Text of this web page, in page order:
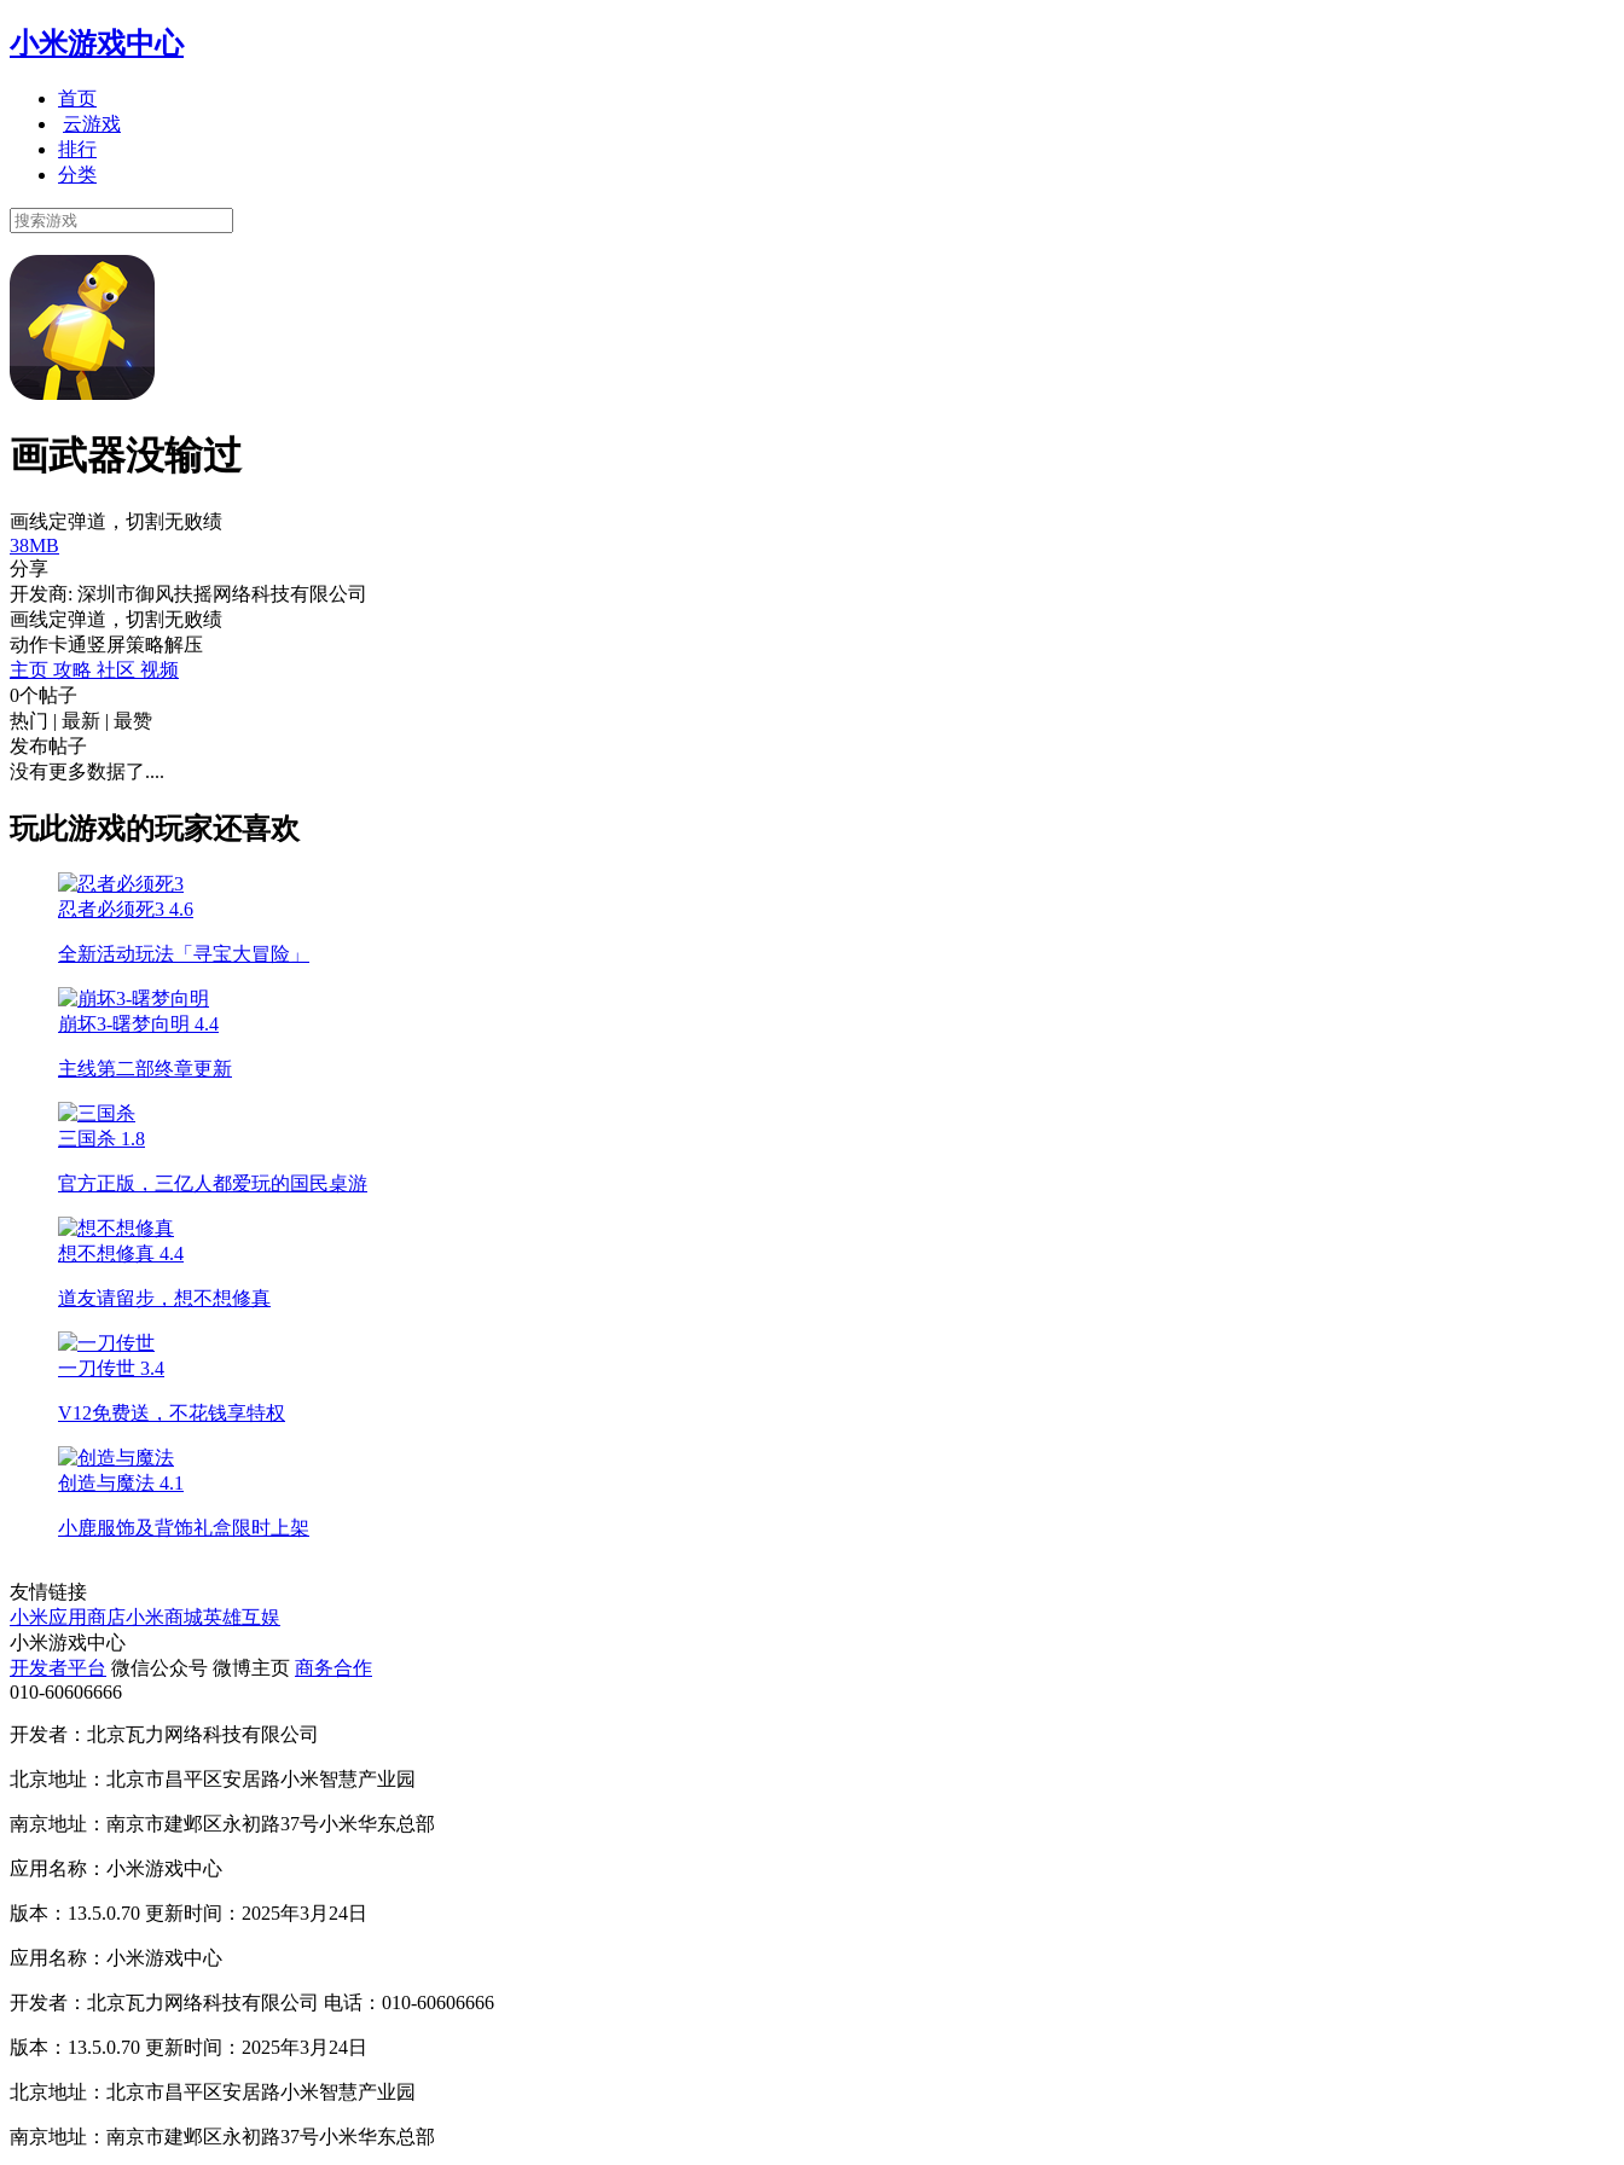
小米游戏中心
首页
云游戏
排行
分类
画武器没输过
画线定弹道，切割无败绩
38MB
分享
开发商: 深圳市御风扶摇网络科技有限公司
画线定弹道，切割无败绩
动作卡通竖屏策略解压
主页 攻略 社区 视频
0个帖子
热门 | 最新 | 最赞
发布帖子
没有更多数据了....
玩此游戏的玩家还喜欢
忍者必须死3 4.6
全新活动玩法「寻宝大冒险」
崩坏3-曙梦向明 4.4
主线第二部终章更新
三国杀 1.8
官方正版，三亿人都爱玩的国民桌游
想不想修真 4.4
道友请留步，想不想修真
一刀传世 3.4
V12免费送，不花钱享特权
创造与魔法 4.1
小鹿服饰及背饰礼盒限时上架
友情链接
小米应用商店小米商城英雄互娱
小米游戏中心
开发者平台 微信公众号 微博主页 商务合作
010-60606666
开发者：北京瓦力网络科技有限公司
北京地址：北京市昌平区安居路小米智慧产业园
南京地址：南京市建邺区永初路37号小米华东总部
应用名称：小米游戏中心
版本：13.5.0.70 更新时间：2025年3月24日
应用名称：小米游戏中心
开发者：北京瓦力网络科技有限公司 电话：010-60606666
版本：13.5.0.70 更新时间：2025年3月24日
北京地址：北京市昌平区安居路小米智慧产业园
南京地址：南京市建邺区永初路37号小米华东总部